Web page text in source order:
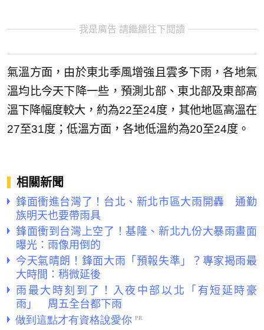
我是廣告 請繼續往下閱讀
氣溫方面，由於東北季風增強且雲多下雨，各地氣
溫均比今天下降一些，預測北部、東北部及東部高
溫下降幅度較大，約為22至24度，其他地區高溫在
27至31度；低溫方面，各地低溫約為20至24度。
相關新聞
鋒面衝進台灣了！台北、新北市區大雨開轟 通勤
族明天也要帶雨具
鋒面衝到台灣上空了！基隆、新北九份大暴雨畫面
曝光：雨像用倒的
今天氣晴朗！鋒面大雨「預報失準」？專家揭雨最
大時間：稍微延後
雨最大時刻到了！入夜中部以北「有短延時豪
雨」 周五全台都下雨